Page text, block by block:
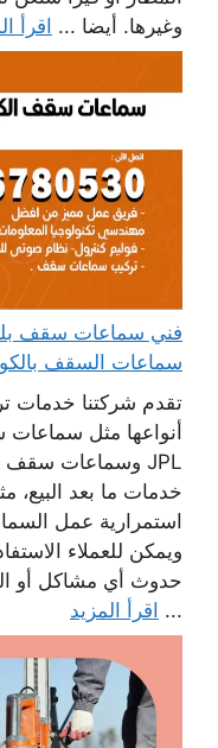
وغيرها. أيضا ... اقرأ
سماعات السقف
تقدم شركتنا خدمات
أنواعها مثل
خدمات ما بعد البيع،
استمرارية عمل
ويمكن للعملاء
حدوث أي مشاكل أو
... اقرأ المزيد